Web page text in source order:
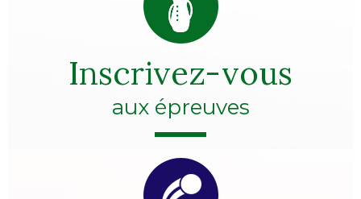
Inscrivez-vous
aux épreuves